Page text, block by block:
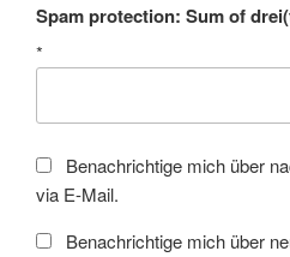
Spam protection: Sum of
*
Benachrichtige mich über
via E-Mail.
Benachrichtige mich über